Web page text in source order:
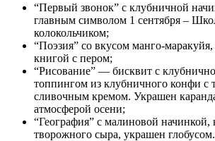
“Первый звонок” с клубничной
главным символом 1 сентября –
колокольчиком;
“Поэзия” со вкусом манго-
книгой с пером;
“Рисование” — бисквит с
топпингом из клубничного конфи с
сливочным кремом. Украшен
атмосферой осени;
“География” с малиновой начинкой,
творожного сыра, украшен глобусом.